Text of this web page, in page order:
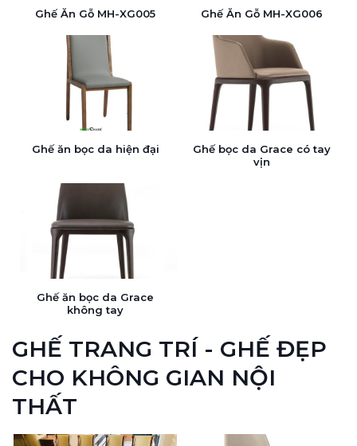
Ghế Ăn Gỗ MH-XG005 Ghế Ăn Gỗ MH-XG006
Ghế ăn bọc da hiện đại
Ghế bọc da Grace có tay
vịn
Ghế ăn bọc da Grace
không tay
GHẾ TRANG TRÍ - GHẾ ĐẸP
CHO KHÔNG GIAN NỘI
THẤT